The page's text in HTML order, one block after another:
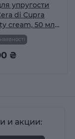
упругости
di Cupra
cream, 50 мл
₴
и акции: